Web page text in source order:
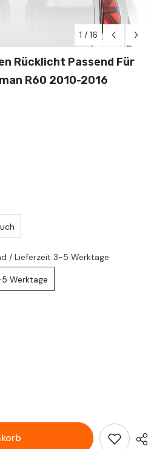
1 / 16
Rücklicht Passend Für
R60 2010-2016
/ Lieferzeit 3-5 Werktage
Werktage